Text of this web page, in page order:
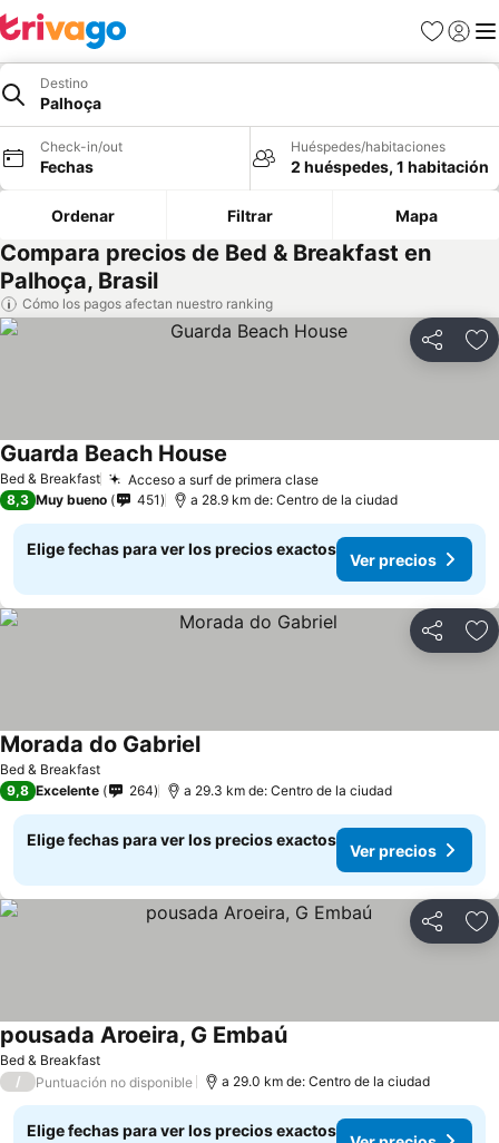
Favoritos
Iniciar
Destino
Palhoça
Check-in/out
Fechas
Huéspedes/habitaciones
2 huéspedes, 1 habitación
Ordenar Filtrar Mapa
Compara precios de Bed & Breakfast en
Palhoça, Brasil
Cómo los pagos afectan nuestro ranking
Compartir
Bed & Breakfast Acceso a surf de primera clase
Guarda Beach House
8,3 Muy bueno 451 a 28.9 km de: Centro de la ciudad
Elige fechas para ver los precios exactos
Ver precios
Compartir
Bed & Breakfast
Morada do Gabriel
9,8 Excelente 264 a 29.3 km de: Centro de la ciudad
Elige fechas para ver los precios exactos
Ver precios
Compartir
Bed & Breakfast
pousada Aroeira, G Embaú
/ Puntuación no disponible a 29.0 km de: Centro de la ciudad
Elige fechas para ver los precios exactos